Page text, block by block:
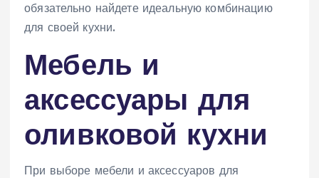
обязательно найдете идеальную комбинацию
для своей кухни.
Мебель и
аксессуары для
оливковой кухни
При выборе мебели и аксессуаров для